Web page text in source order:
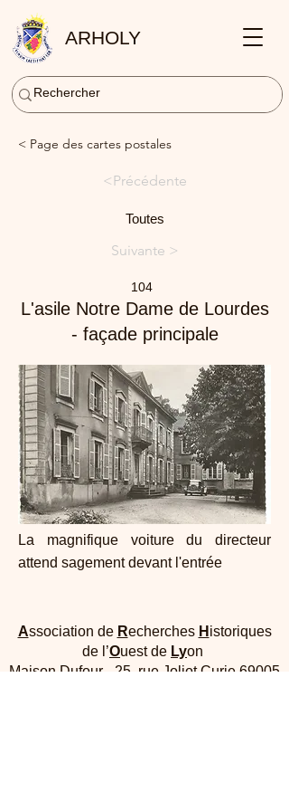
ARHOLY
< Page des cartes postales
<Précédente
Toutes
Suivante >
104
L'asile Notre Dame de Lourdes
- façade principale
La magnifique voiture du directeur
attend sagement devant l'entrée
Association de Recherches H istoriques
de l’Ouest de Lyon
Maison Dufour - 25, rue Joliot Curie 69005